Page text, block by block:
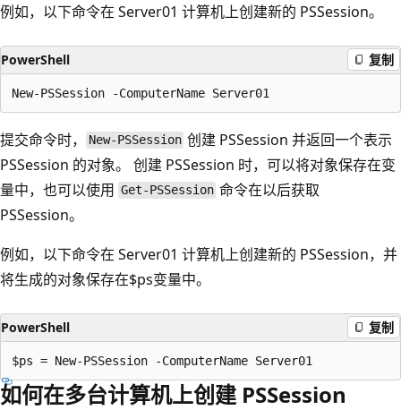
例如，以下命令在 Server01 计算机上创建新的 PSSession。
PowerShell 复制
提交命令时， New-PSSession 创建 PSSession 并返回一个表示
PSSession 的对象。 创建 PSSession 时，可以将对象保存在变
量中，也可以使用 Get-PSSession 命令在以后获取
PSSession。
例如，以下命令在 Server01 计算机上创建新的 PSSession，并
将生成的对象保存在$ps变量中。
PowerShell 复制
如何在多台计算机上创建 PSSession